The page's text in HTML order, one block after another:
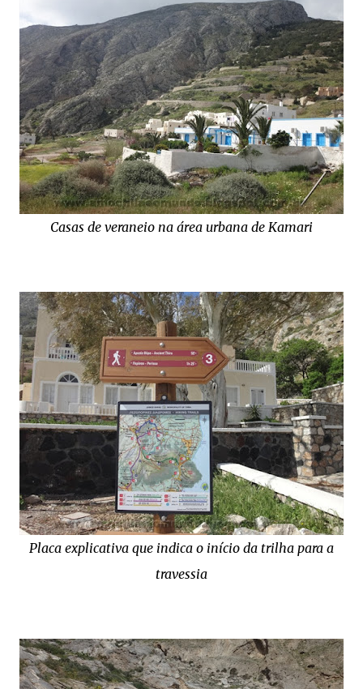
Casas de veraneio na área urbana de Kamari
Placa explicativa que indica o início da trilha para a
travessia